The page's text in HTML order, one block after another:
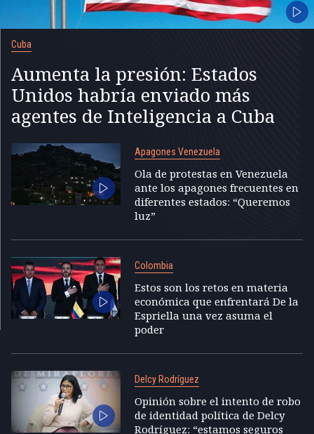
Cuba
Aumenta la presión: Estados
Unidos habría enviado más
agentes de Inteligencia a Cuba
Apagones Venezuela
Ola de protestas en Venezuela
ante los apagones frecuentes en
diferentes estados: “Queremos
luz”
Colombia
Estos son los retos en materia
económica que enfrentará De la
Espriella una vez asuma el
poder
Delcy Rodríguez
Opinión sobre el intento de robo
de identidad política de Delcy
Rodríguez: “estamos seguros